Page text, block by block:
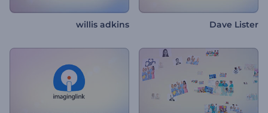
Dave Lister
willis adkins